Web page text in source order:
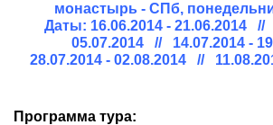
Услуги
О компании
монастырь - СПб,
Даты: 16.06.2014 - 21.06.2014 //
05.07.2014 // 14.07.2014 -
28.07.2014 - 02.08.2014 //
Программа тура: